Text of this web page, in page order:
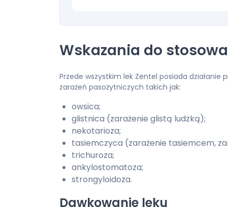
Wskazania do
Przede wszystkim lek Zentel posiada działanie
zarażeń pasożytniczych takich jak:
owsica;
glistnica (zarażenie glistą ludzką);
nekotarioza;
tasiemczyca (zarażenie tasiemcem,
trichuroza;
ankylostomatoza;
strongyloidoza.
Dawkowanie leku